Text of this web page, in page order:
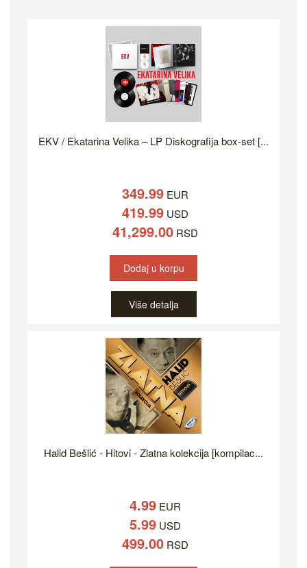
EKV / Ekatarina Velika – LP Diskografija box-set [...
349.99 EUR
419.99 USD
41,299.00 RSD
Dodaj u korpu
Više detalja
Halid Bešlić - Hitovi - Zlatna kolekcija [kompilac...
4.99 EUR
5.99 USD
499.00 RSD